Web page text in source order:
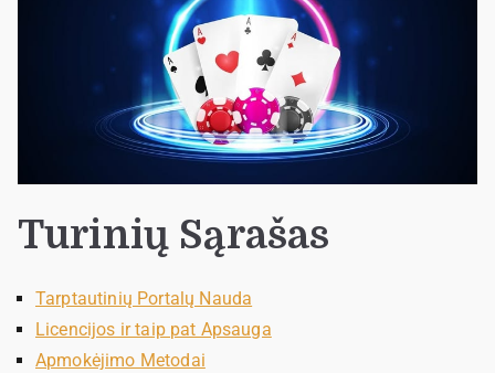
Turinių Sąrašas
Tarptautinių Portalų Nauda
Licencijos ir taip pat Apsauga
Apmokėjimo Metodai